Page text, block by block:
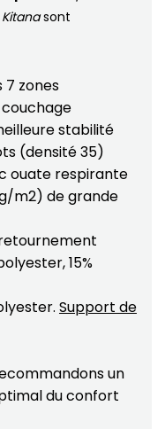
Kitanasont
7 zones
stabilité
(densité 35)
ouate respirante
m2) de grande
15%
Support de
un
du confort